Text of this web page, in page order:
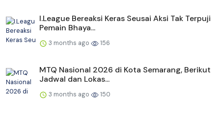
I.League Bereaksi Keras Seusai Aksi Tak Terpuji
Pemain Bhaya...
3 months ago 156
MTQ Nasional 2026 di Kota Semarang, Berikut
Jadwal dan Lokas...
3 months ago 150